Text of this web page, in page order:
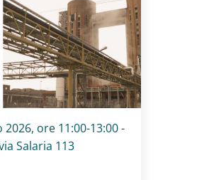
ore 11:00-13:00 -
Salaria 113